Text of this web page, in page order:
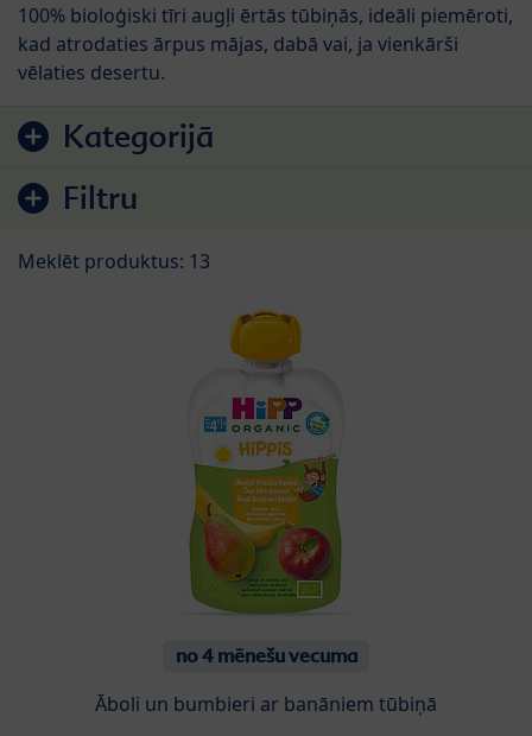
Pāriet uz produktu sarakstu
Kategorijā
Filtru
100% bioloģiski tīri augļi ērtās tūbiņās, ideāli piemēroti,
kad atrodaties ārpus mājas, dabā vai, ja vienkārši
vēlaties desertu.
Meklēt produktus: 13
no 4 mēnešu vecuma
Āboli un bumbieri ar banāniem tūbiņā